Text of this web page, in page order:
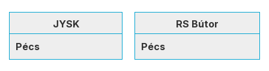
JYSK
Pécs
RS Bútor
Pécs